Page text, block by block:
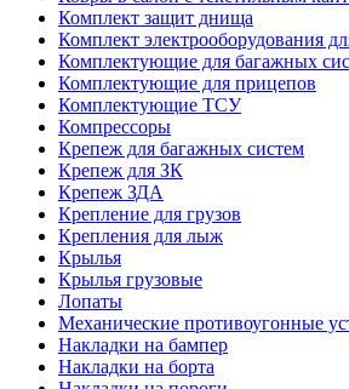
Комплект защит днища
Комплект электрооборудования
Комплектующие для багажных
Комплектующие для прицепов
Комплектующие ТСУ
Компрессоры
Крепеж для багажных систем
Крепеж для ЗК
Крепеж ЗДА
Крепление для грузов
Крепления для лыж
Крылья
Крылья грузовые
Лопаты
Механические противоугонные
Накладки на бампер
Накладки на борта